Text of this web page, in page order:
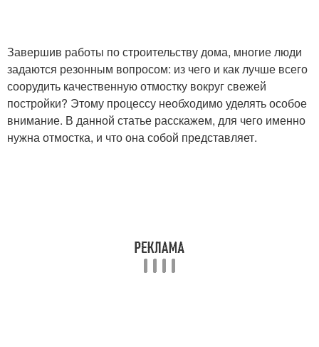
отмостки
Отмостка в германии
Завершив работы по строительству дома, многие люди
задаются резонным вопросом: из чего и как лучше всего
соорудить качественную отмостку вокруг свежей
постройки? Этому процессу необходимо уделять особое
внимание. В данной статье расскажем, для чего именно
нужна отмостка, и что она собой представляет.